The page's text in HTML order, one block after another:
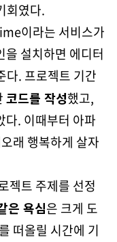
회였다.
이라는 서비스가
을 설치하면 에디터
다. 프로젝트 기간
코드를 작성했고,
다. 이때부터 아파
래 행복하게 살자
젝트 주제를 선정
은 욕심은 크게 도
떠올릴 시간에 기